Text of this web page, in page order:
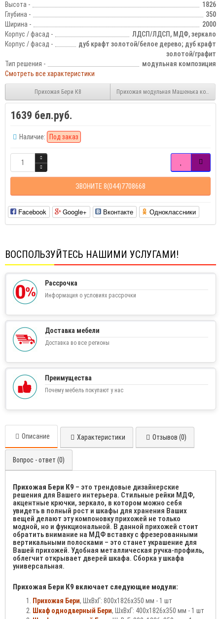
Высота -
1826
Глубина -
350
Ширина -
2000
Корпус / фасад -
ЛДСП/ЛДСП, МДФ, зеркало
Корпус / фасад -
дуб крафт золотой/белое дерево; дуб крафт
золотой/графит
Тип решения -
модульная композиция
Смотреть все характеристики
Прихожая Бери К8 Прихожая модульная Машенька
1639 бел.руб.
Наличие: Под заказ
ЗВОНИТЕ 8(044)7708668
Facebook Google+ Вконтакте Одноклассники
ВОСПОЛЬЗУЙТЕСЬ НАШИМИ УСЛУГАМИ!
Рассрочка
Информация о условиях рассрочки
Доставка мебели
Доставка во все регионы
Преимущества
Почему мебель покупают у нас
Описание Характеристики Отзывов (0)
Вопрос - ответ (0)
Прихожая Бери К9 – это трендовые дизайнерские
решения для Вашего интерьера. Стильные рейки МДФ,
акцентные крючки, зеркало, в котором можно себя
увидеть в полный рост и шкафы для хранения Ваших
вещей делают эту компоновку прихожей не только
модной, но и функциональной. В данной прихожей стоит
обратить внимание на МДФ вставку с фрезерованными
вертикальными полосками – это станет украшение для
Вашей прихожей. Удобная металлическая ручка-профиль,
облегчит открывает дверей шкафа. Сборка у шкафа
универсальная.
Прихожая Бери К9 включает следующие модули:
Прихожая Бери, ШхВхГ: 800х1826х350 мм - 1 шт
Шкаф однодверный Бери, ШхВхГ: 400х1826х350 мм - 1 шт